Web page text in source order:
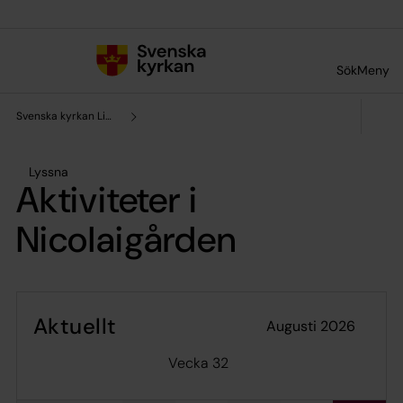
SökMeny
Svenska kyrkan Lidköping
Lyssna
Aktiviteter i
Nicolaigården
Aktuellt
augusti 2026
Vecka 32